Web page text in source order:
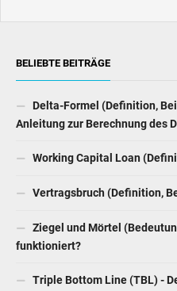
BELIEBTE BEITRÄGE
Delta-Formel (Definition,
Anleitung zur Berechnung des
Working Capital Loan
Vertragsbruch (Definition,
Ziegel und Mörtel
funktioniert?
Triple Bottom Line (TBL) -